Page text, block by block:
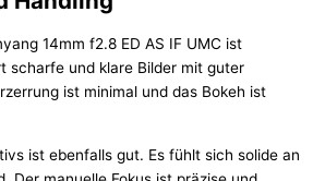
14mm f2.8 ED AS IF UMC ist
scharfe und klare Bilder mit guter
ist minimal und das Bokeh ist
ist ebenfalls gut. Es fühlt sich solide an